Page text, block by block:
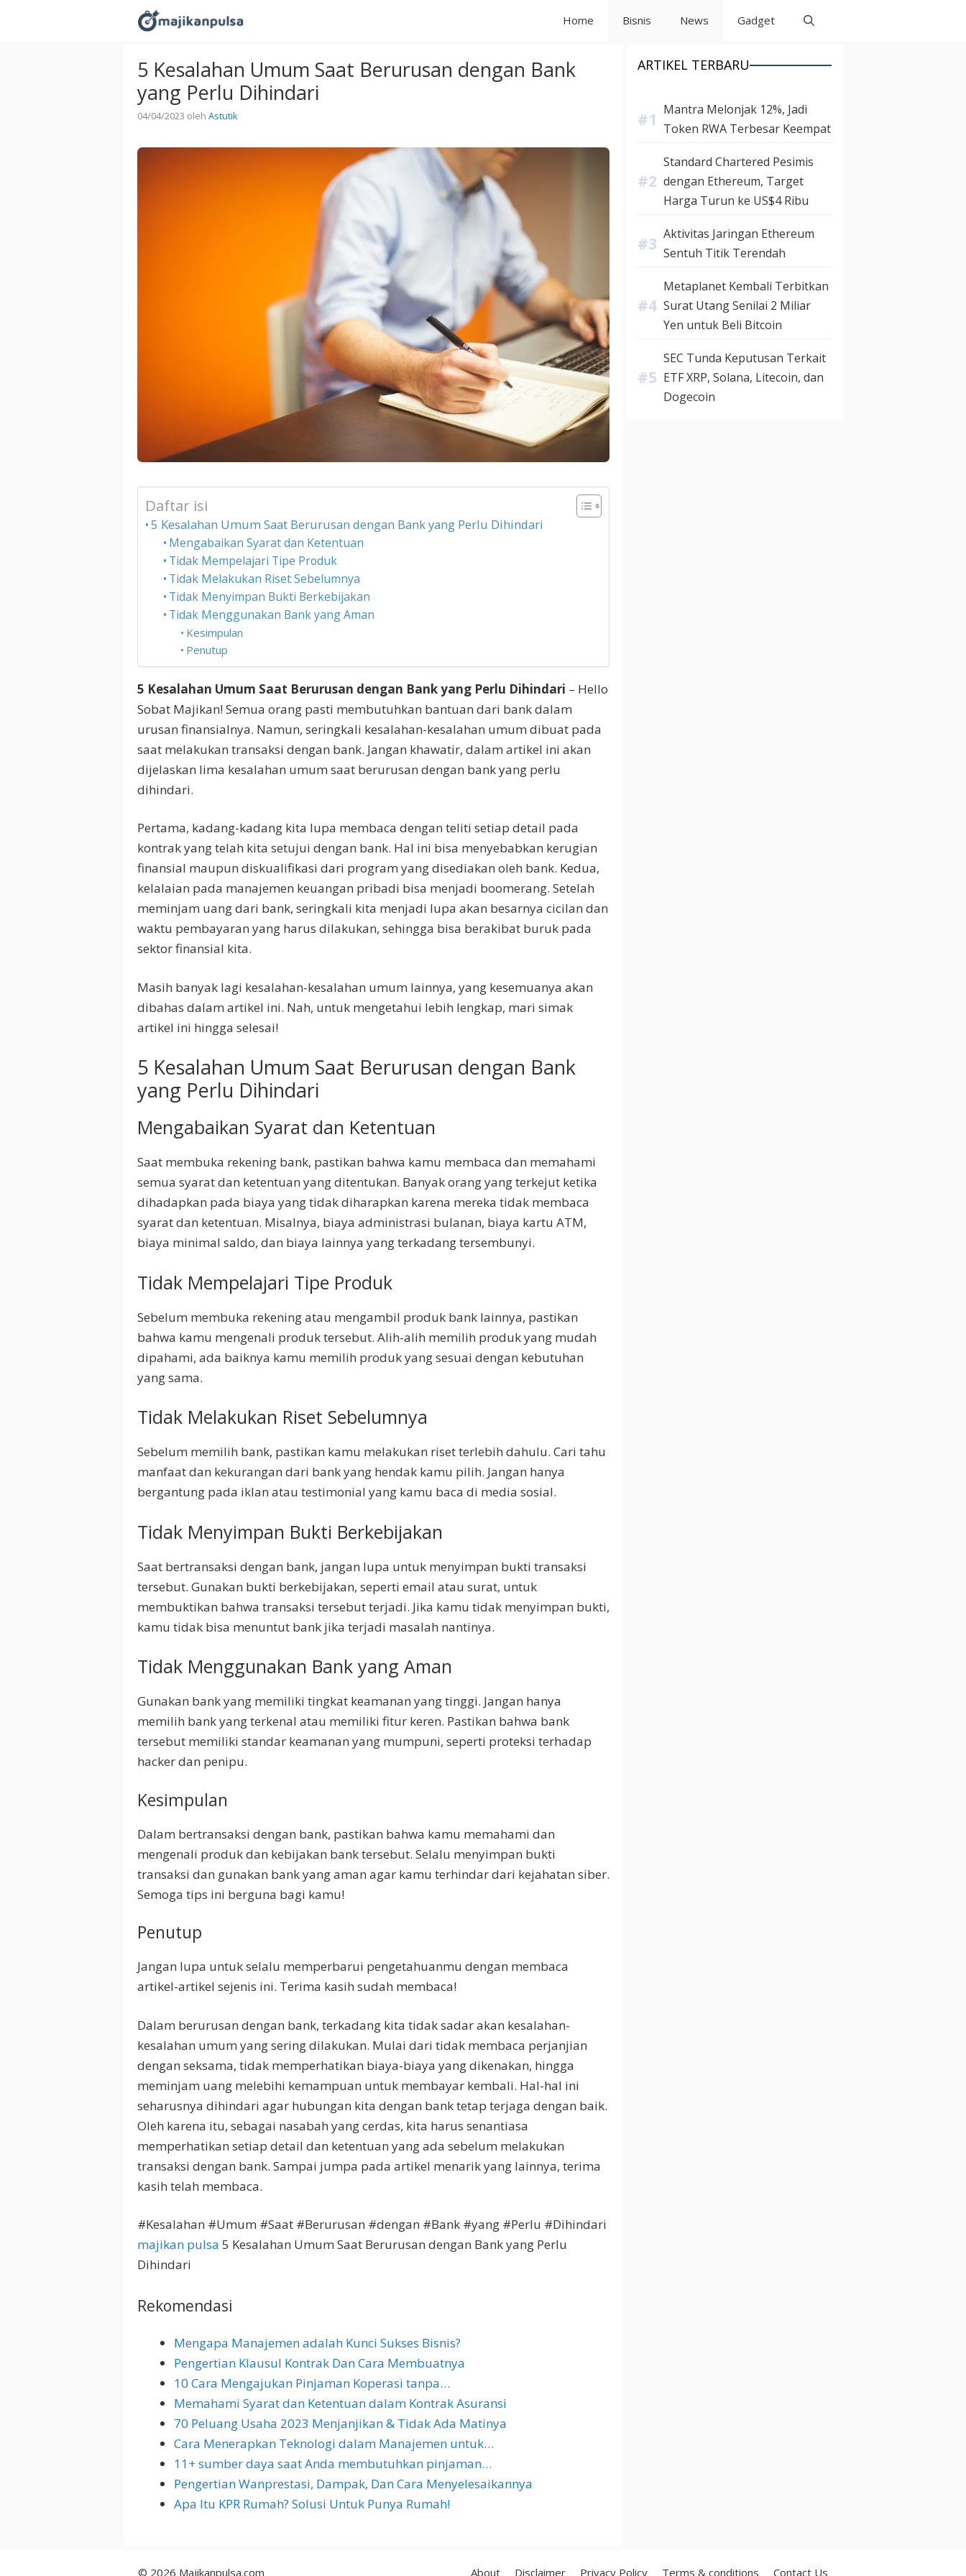
Home Bisnis News Gadget
5 Kesalahan Umum Saat Berurusan dengan Bank
yang Perlu Dihindari
04/04/2023 oleh Astutik
Daftar isi
5 Kesalahan Umum Saat Berurusan dengan Bank yang Perlu Dihindari
Mengabaikan Syarat dan Ketentuan
Tidak Mempelajari Tipe Produk
Tidak Melakukan Riset Sebelumnya
Tidak Menyimpan Bukti Berkebijakan
Tidak Menggunakan Bank yang Aman
Kesimpulan
Penutup
5 Kesalahan Umum Saat Berurusan dengan Bank yang Perlu Dihindari – Hello
Sobat Majikan! Semua orang pasti membutuhkan bantuan dari bank dalam
urusan finansialnya. Namun, seringkali kesalahan-kesalahan umum dibuat pada
saat melakukan transaksi dengan bank. Jangan khawatir, dalam artikel ini akan
dijelaskan lima kesalahan umum saat berurusan dengan bank yang perlu
dihindari.
Pertama, kadang-kadang kita lupa membaca dengan teliti setiap detail pada
kontrak yang telah kita setujui dengan bank. Hal ini bisa menyebabkan kerugian
finansial maupun diskualifikasi dari program yang disediakan oleh bank. Kedua,
kelalaian pada manajemen keuangan pribadi bisa menjadi boomerang. Setelah
meminjam uang dari bank, seringkali kita menjadi lupa akan besarnya cicilan dan
waktu pembayaran yang harus dilakukan, sehingga bisa berakibat buruk pada
sektor finansial kita.
Masih banyak lagi kesalahan-kesalahan umum lainnya, yang kesemuanya akan
dibahas dalam artikel ini. Nah, untuk mengetahui lebih lengkap, mari simak
artikel ini hingga selesai!
5 Kesalahan Umum Saat Berurusan dengan Bank
yang Perlu Dihindari
Mengabaikan Syarat dan Ketentuan
Saat membuka rekening bank, pastikan bahwa kamu membaca dan memahami
semua syarat dan ketentuan yang ditentukan. Banyak orang yang terkejut ketika
dihadapkan pada biaya yang tidak diharapkan karena mereka tidak membaca
syarat dan ketentuan. Misalnya, biaya administrasi bulanan, biaya kartu ATM,
biaya minimal saldo, dan biaya lainnya yang terkadang tersembunyi.
Tidak Mempelajari Tipe Produk
Sebelum membuka rekening atau mengambil produk bank lainnya, pastikan
bahwa kamu mengenali produk tersebut. Alih-alih memilih produk yang mudah
dipahami, ada baiknya kamu memilih produk yang sesuai dengan kebutuhan
yang sama.
Tidak Melakukan Riset Sebelumnya
Sebelum memilih bank, pastikan kamu melakukan riset terlebih dahulu. Cari tahu
manfaat dan kekurangan dari bank yang hendak kamu pilih. Jangan hanya
bergantung pada iklan atau testimonial yang kamu baca di media sosial.
Tidak Menyimpan Bukti Berkebijakan
Saat bertransaksi dengan bank, jangan lupa untuk menyimpan bukti transaksi
tersebut. Gunakan bukti berkebijakan, seperti email atau surat, untuk
membuktikan bahwa transaksi tersebut terjadi. Jika kamu tidak menyimpan bukti,
kamu tidak bisa menuntut bank jika terjadi masalah nantinya.
Tidak Menggunakan Bank yang Aman
Gunakan bank yang memiliki tingkat keamanan yang tinggi. Jangan hanya
memilih bank yang terkenal atau memiliki fitur keren. Pastikan bahwa bank
tersebut memiliki standar keamanan yang mumpuni, seperti proteksi terhadap
hacker dan penipu.
Kesimpulan
Dalam bertransaksi dengan bank, pastikan bahwa kamu memahami dan
mengenali produk dan kebijakan bank tersebut. Selalu menyimpan bukti
transaksi dan gunakan bank yang aman agar kamu terhindar dari kejahatan siber.
Semoga tips ini berguna bagi kamu!
Penutup
Jangan lupa untuk selalu memperbarui pengetahuanmu dengan membaca
artikel-artikel sejenis ini. Terima kasih sudah membaca!
Dalam berurusan dengan bank, terkadang kita tidak sadar akan kesalahan-
kesalahan umum yang sering dilakukan. Mulai dari tidak membaca perjanjian
dengan seksama, tidak memperhatikan biaya-biaya yang dikenakan, hingga
meminjam uang melebihi kemampuan untuk membayar kembali. Hal-hal ini
seharusnya dihindari agar hubungan kita dengan bank tetap terjaga dengan baik.
Oleh karena itu, sebagai nasabah yang cerdas, kita harus senantiasa
memperhatikan setiap detail dan ketentuan yang ada sebelum melakukan
transaksi dengan bank. Sampai jumpa pada artikel menarik yang lainnya, terima
kasih telah membaca.
#Kesalahan #Umum #Saat #Berurusan #dengan #Bank #yang #Perlu #Dihindari
majikan pulsa 5 Kesalahan Umum Saat Berurusan dengan Bank yang Perlu
Dihindari
Rekomendasi
Mengapa Manajemen adalah Kunci Sukses Bisnis?
Pengertian Klausul Kontrak Dan Cara Membuatnya
10 Cara Mengajukan Pinjaman Koperasi tanpa…
Memahami Syarat dan Ketentuan dalam Kontrak Asuransi
70 Peluang Usaha 2023 Menjanjikan & Tidak Ada Matinya
Cara Menerapkan Teknologi dalam Manajemen untuk…
11+ sumber daya saat Anda membutuhkan pinjaman…
Pengertian Wanprestasi, Dampak, Dan Cara Menyelesaikannya
Apa Itu KPR Rumah? Solusi Untuk Punya Rumah!
ARTIKEL TERBARU
Mantra Melonjak 12%, Jadi
Token RWA Terbesar Keempat
Standard Chartered Pesimis
dengan Ethereum, Target
Harga Turun ke US$4 Ribu
Aktivitas Jaringan Ethereum
Sentuh Titik Terendah
Metaplanet Kembali Terbitkan
Surat Utang Senilai 2 Miliar
Yen untuk Beli Bitcoin
SEC Tunda Keputusan Terkait
ETF XRP, Solana, Litecoin, dan
Dogecoin
About Disclaimer Privacy Policy Terms & conditions Contact Us
© 2026 Majikanpulsa.com